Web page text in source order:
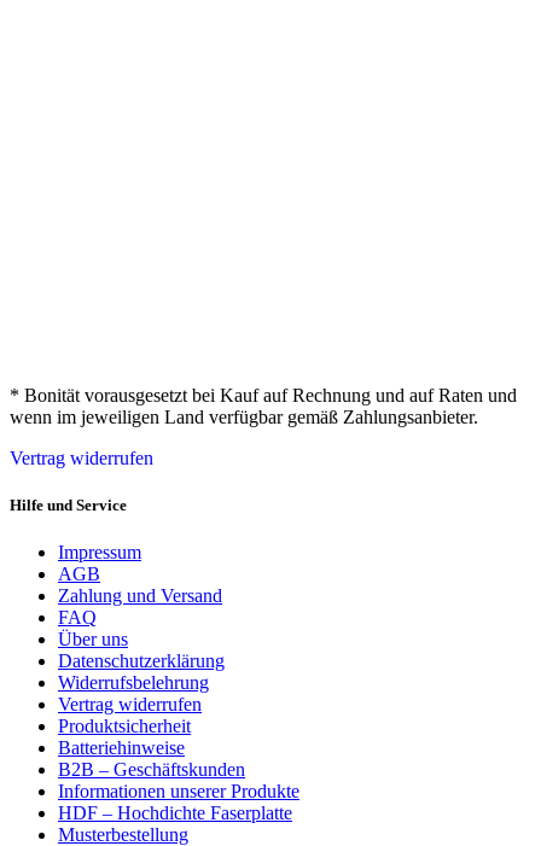
* Bonität vorausgesetzt bei Kauf auf Rechnung und auf Raten und
wenn im jeweiligen Land verfügbar gemäß Zahlungsanbieter.
Vertrag widerrufen
Hilfe und Service
Impressum
AGB
Zahlung und Versand
FAQ
Über uns
Datenschutzerklärung
Widerrufsbelehrung
Vertrag widerrufen
Produktsicherheit
Batteriehinweise
B2B – Geschäftskunden
Informationen unserer Produkte
HDF – Hochdichte Faserplatte
Musterbestellung